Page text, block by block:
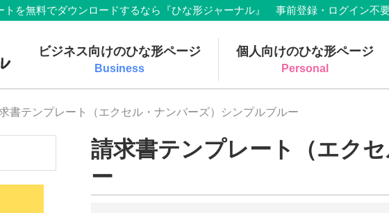
トを無料でダウンロードするなら『ひな形ジャーナル』 事前登録・ログイン不
料
テ
ン
レ
ビジネス向けのひな形ページ
Business
個人向けのひな形ページ
Personal
書テンプレート（エクセル・ナンバーズ）シンプルブルー
請求書テンプレート（エク
ー